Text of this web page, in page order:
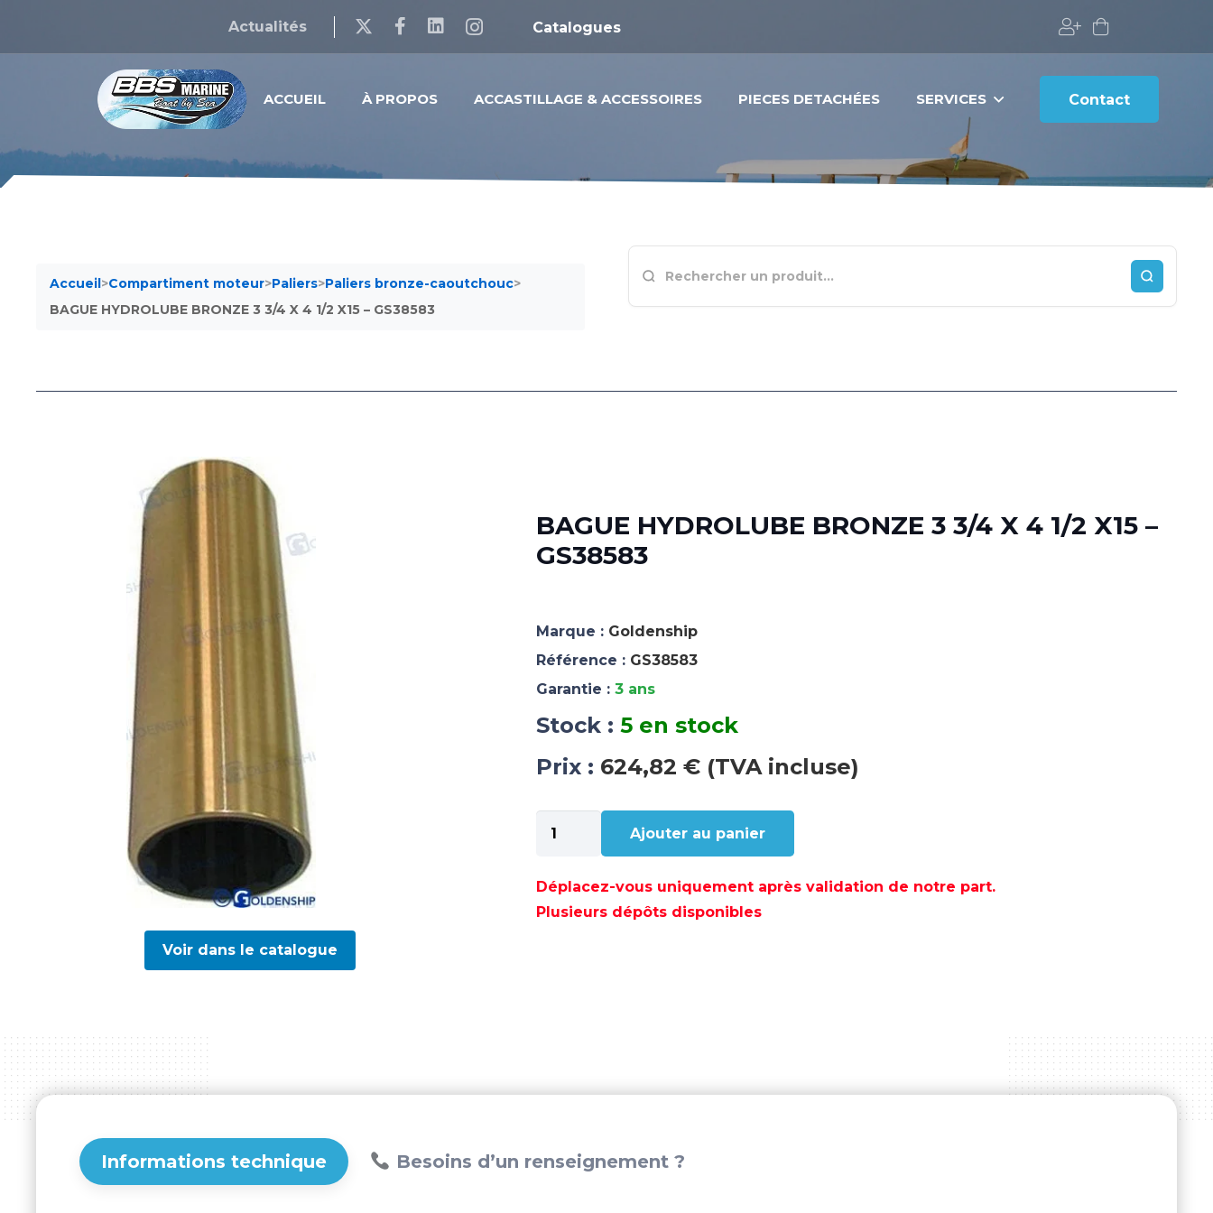
Actualités Catalogues
ACCUEIL À PROPOS ACCASTILLAGE & ACCESSOIRES PIECES DETACHÉES SERVICES Contact
Accueil>Compartiment moteur>Paliers>Paliers bronze-caoutchouc>
BAGUE HYDROLUBE BRONZE 3 3/4 X 4 1/2 X15 – GS38583
Voir dans le catalogue
BAGUE HYDROLUBE BRONZE 3 3/4 X 4 1/2 X15 –
GS38583
Marque : Goldenship
Référence : GS38583
Garantie : 3 ans
Stock : 5 en stock
Prix : 624,82 € (TVA incluse)
quantité
de
HYDROLUBE
BRONZE
Ajouter au panier
Déplacez-vous uniquement après validation de notre part.
Plusieurs dépôts disponibles
Informations technique Besoins d’un renseignement ?